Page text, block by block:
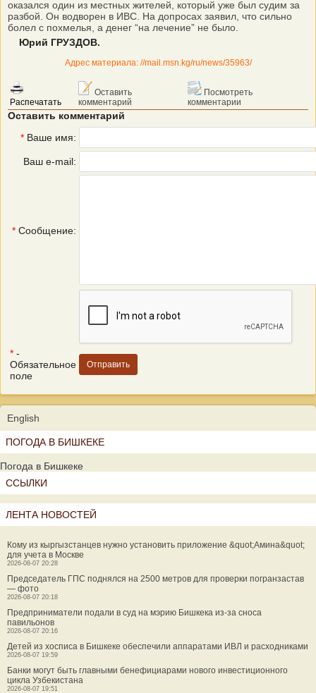
оказался один из местных жителей, который уже был судим за
разбой. Он водворен в ИВС. На допросах заявил, что сильно
болел с похмелья, а денег “на лечение” не было.
Юрий ГРУЗДОВ.
Адрес материала: //mail.msn.kg/ru/news/35963/
Распечатать
Оставить
комментарий
Посмотреть
комментарии
Оставить комментарий
* Ваше имя:
Ваш e-mail:
* Сообщение:
* -
Обязательное
поле
English
ПОГОДА В БИШКЕКЕ
Погода в Бишкеке
ССЫЛКИ
ЛЕНТА НОВОСТЕЙ
Кому из кыргызстанцев нужно установить приложение &quot;Амина&quot;
для учета в Москве
2026-08-07 20:28
Председатель ГПС поднялся на 2500 метров для проверки погранзастав
— фото
2026-08-07 20:18
Предприниматели подали в суд на мэрию Бишкека из-за сноса
павильонов
2026-08-07 20:16
Детей из хосписа в Бишкеке обеспечили аппаратами ИВЛ и расходниками
2026-08-07 19:59
Банки могут быть главными бенефициарами нового инвестиционного
цикла Узбекистана
2026-08-07 19:51